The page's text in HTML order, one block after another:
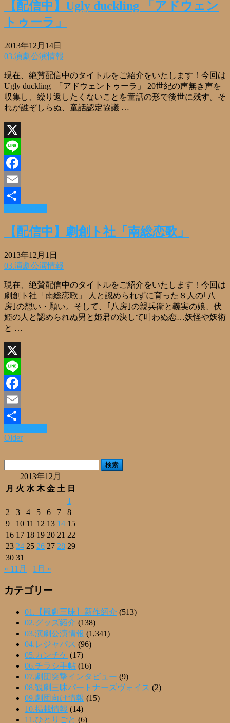
【配信中】Ugly duckling 「アドウェン
トゥーラ」
2013年12月14日
03.演劇公演情報
現在、絶賛配信中のタイトルをご紹介をいたします！今回は
Ugly duckling 「アドウェントゥーラ」 20世紀の声無き声を
収集し、繰り返したくないことを童話の形で後世に残す。そ
れが誰ぞしらぬ、童話認定協議 …
X
Line
Facebook
Email
共
【配信中】劇創ト社「南総恋歌」
2013年12月1日
03.演劇公演情報
現在、絶賛配信中のタイトルをご紹介をいたします！今回は
劇創ト社「南総恋歌」 人と認められずに育った８人の｢八
房｣の想い・願い。そして、｢八房｣の親兵衛と義実の娘、伏
姫の人と認められぬ男と姫君の決して叶わぬ恋…妖怪や妖術
と …
X
Line
Facebook
Email
共
Older
2013年12月
月 火 水 木 金 土 日
1
2
3 4 5 6 7
8
9
10 11 12 13 14 15
16 17 18 19 20 21 22
23 24 25 26 27 28 29
30 31
« 11月
1月 »
カテゴリー
01.【観劇三昧】新作紹介 (513)
02.グッズ紹介 (138)
03.演劇公演情報 (1,341)
04.レジャパス (96)
05.カンチケ (17)
06.チラシ手帖 (16)
07.劇団突撃インタビュー (9)
08.観劇三昧パートナーズヴォイス (2)
09.劇団向け情報 (15)
10.掲載情報 (14)
11.ひとりごと (6)